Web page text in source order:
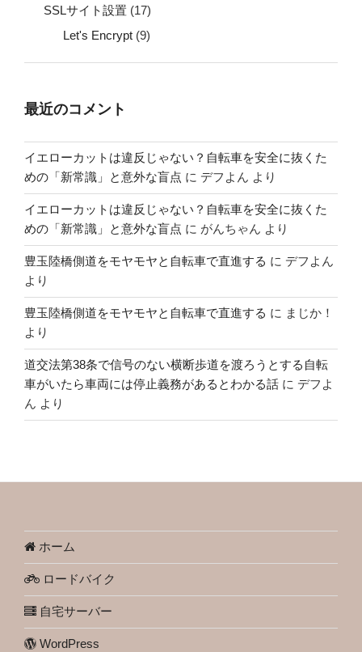
SSLサイト設置 (17)
Let's Encrypt (9)
最近のコメント
イエローカットは違反じゃない？自転車を安全に抜くた
めの「新常識」と意外な盲点 に デフよん より
イエローカットは違反じゃない？自転車を安全に抜くた
めの「新常識」と意外な盲点 に がんちゃん より
豊玉陸橋側道をモヤモヤと自転車で直進する に デフよん
より
豊玉陸橋側道をモヤモヤと自転車で直進する に まじか！
より
道交法第38条で信号のない横断歩道を渡ろうとする自転
車がいたら車両には停止義務があるとわかる話 に デフよ
ん より
ホーム
ロードバイク
自宅サーバー
WordPress